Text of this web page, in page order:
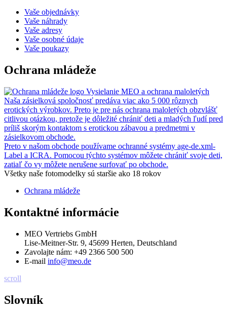
Vaše objednávky
Vaše náhrady
Vaše adresy
Vaše osobné údaje
Vaše poukazy
Ochrana mládeže
Vysielanie MEO a ochrana maloletých
Naša zásielková spoločnosť predáva viac ako 5 000 rôznych
erotických výrobkov. Preto je pre nás ochrana maloletých obzvlášť
citlivou otázkou, pretože je dôležité chrániť deti a mladých ľudí pred
príliš skorým kontaktom s erotickou zábavou a predmetmi v
zásielkovom obchode.
Preto v našom obchode používame ochranné systémy age-de.xml-
Label a ICRA. Pomocou týchto systémov môžete chrániť svoje deti,
zatiaľ čo vy môžete nerušene surfovať po obchode.
Všetky naše fotomodelky sú staršie ako 18 rokov
Ochrana mládeže
Kontaktné informácie
MEO Vertriebs GmbH
Lise-Meitner-Str. 9, 45699 Herten, Deutschland
Zavolajte nám: +49 2366 500 500
E-mail info@meo.de
scroll
Slovník